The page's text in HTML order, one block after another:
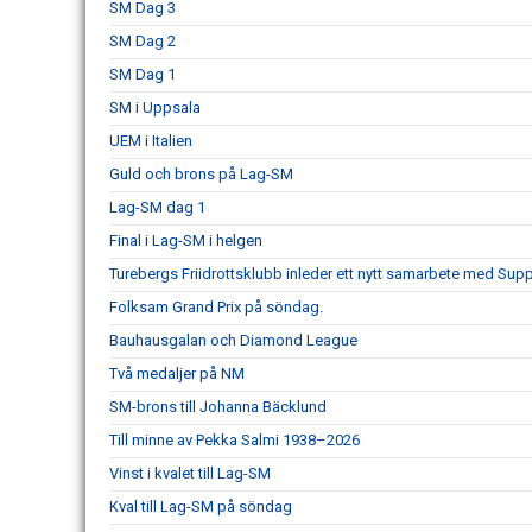
SM Dag 3
SM Dag 2
SM Dag 1
SM i Uppsala
UEM i Italien
Guld och brons på Lag-SM
Lag-SM dag 1
Final i Lag-SM i helgen
Turebergs Friidrottsklubb inleder ett nytt samarbete med
Folksam Grand Prix på söndag.
Bauhausgalan och Diamond League
Två medaljer på NM
SM-brons till Johanna Bäcklund
Till minne av Pekka Salmi 1938–2026
Vinst i kvalet till Lag-SM
Kval till Lag-SM på söndag